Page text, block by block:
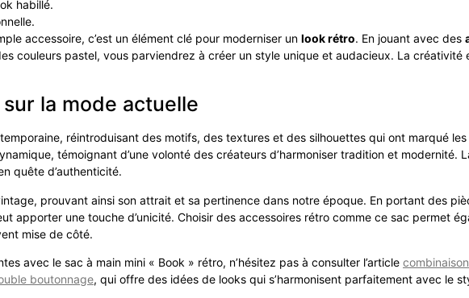
habillé.
accessoire, c’est un élément clé pour moderniser un look rétro. En jouant avec des
couleurs pastel, vous parviendrez à créer un style unique et audacieux. La créativité
la mode actuelle
réintroduisant des motifs, des textures et des silhouettes qui ont marqué
témoignant d’une volonté des créateurs d’harmoniser tradition et modernité.
quête d’authenticité.
prouvant ainsi son attrait et sa pertinence dans notre époque. En portant des
apporter une touche d’unicité. Choisir des accessoires rétro comme ce sac permet
mise de côté.
avec le sac à main mini « Book » rétro, n’hésitez pas à consulter l’article
boutonnage, qui offre des idées de looks qui s’harmonisent parfaitement avec le